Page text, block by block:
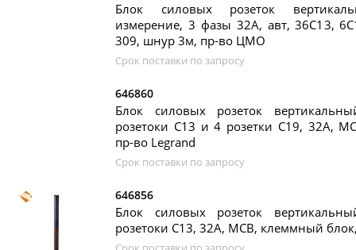
Блок силовых розеток
измерение, 3 фазы 32А, авт, 36C13,
309, шнур 3м, пр-во ЦМО
Срок поставки по запросу
646860
Блок силовых розеток
розетоки C13 и 4 розетки С19, 32А,
пр-во Legrand
Срок поставки по запросу
646856
Блок силовых розеток
розетоки C13, 32А, MCB, клеммный